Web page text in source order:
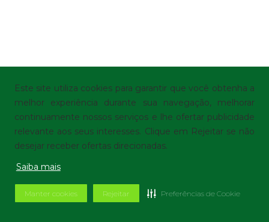
Este site utiliza cookies para garantir que você obtenha a
melhor experiência durante sua navegação, melhorar
continuamente nossos serviços e lhe ofertar publicidade
relevante aos seus interesses. Clique em Rejeitar se não
desejar receber ofertas direcionadas.
Saiba mais
Manter cookies Rejeitar Preferências de Cookie